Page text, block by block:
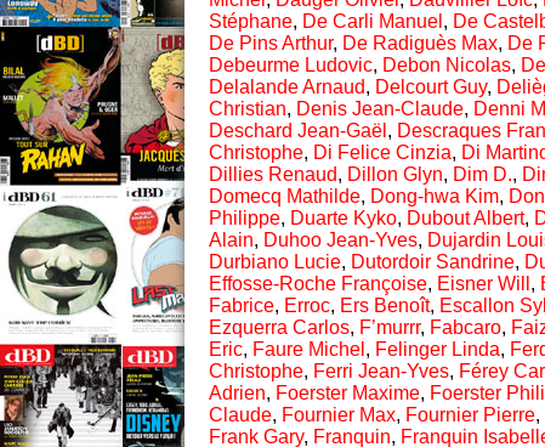
Stéphane, De Carli Manuel , De
De Pins Arthur, De Radiguès Max, De
Debeurme Ludovic, Debon Nicolas,
Delalande Arnaud, Delcourt Guy,
Christian, Denis Jean-Claude, Denni
Deschard Jean-Gaël , Descraques
Christophe, Di Felice Cinzia, Di
Dillies Renaud, Dillon Glyn, Dim D.,
Domecq Mathilde, Dong-hwa Kim,
Philippe, Duarte Kyko, Dubout Albert,
Alain, Duhoo Jean-Yves, Dujardin
Durbiano Lucie, Dutordoir Sandrine,
Effosse-Roche Françoise, Eisner Will ,
Fabrice, Erroc, Ers Benoît, Escallon
Ezquerra Carlos, F’murrr, Fabcaro,
Eric, Faure Michel , Felinger Linda,
Christophe, Ferri Jean-Yves, Férey
Adrien, Foerster Maxime, Foerster
Claude, Fournier Max, Fournier Pierre,
Frank Gary, Franquin, Franquin